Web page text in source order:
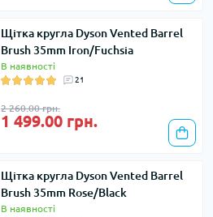
Щітка кругла Dyson Vented Barrel
Brush 35mm Iron/Fuchsia
В наявності
21
2 260.00 грн.
1 499.00 грн.
Щітка кругла Dyson Vented Barrel
Brush 35mm Rose/Black
В наявності